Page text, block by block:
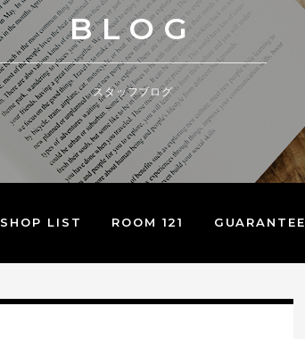
BLOG
スタッフブログ
SHOP LIST ROOM 121 GUARANTEE